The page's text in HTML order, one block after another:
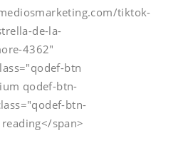
tiktok-
de-la-
4362"
btn
qodef-btn-
btn-
span>